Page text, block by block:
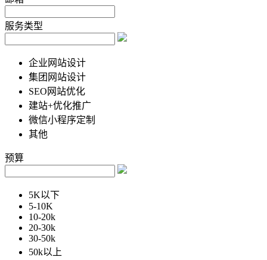
服务类型
企业网站设计
集团网站设计
SEO网站优化
建站+优化推广
微信小程序定制
其他
预算
5K以下
5-10K
10-20k
20-30k
30-50k
50k以上